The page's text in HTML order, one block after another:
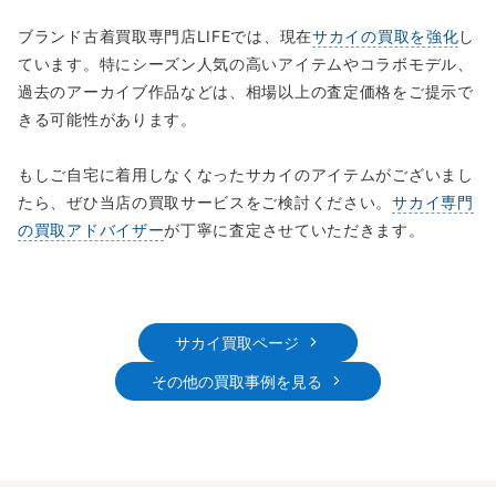
ブランド古着買取専門店LIFEでは、現在サカイの買取を強化し
ています。特にシーズン人気の高いアイテムやコラボモデル、
過去のアーカイブ作品などは、相場以上の査定価格をご提示で
きる可能性があります。
もしご自宅に着用しなくなったサカイのアイテムがございまし
たら、ぜひ当店の買取サービスをご検討ください。サカイ専門
の買取アドバイザーが丁寧に査定させていただきます。
サカイ買取ページ
その他の買取事例を見る